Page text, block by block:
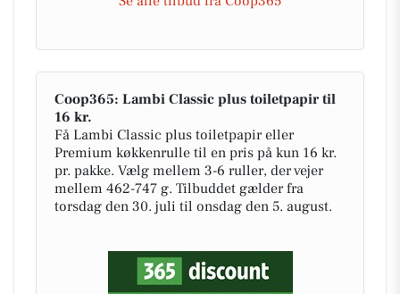
Coop365: Lambi Classic plus toiletpapir til
16 kr.
Få Lambi Classic plus toiletpapir eller
Premium køkkenrulle til en pris på kun 16 kr.
pr. pakke. Vælg mellem 3-6 ruller, der vejer
mellem 462-747 g. Tilbuddet gælder fra
torsdag den 30. juli til onsdag den 5. august.